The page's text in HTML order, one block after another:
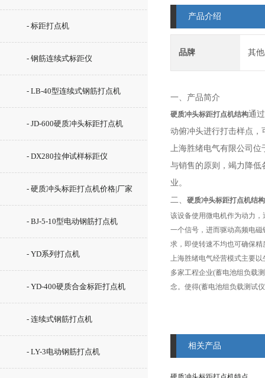
- 标距打点机
- 钢筋连续式标距仪
- LB-40型连续式钢筋打点机
- JD-600硬质冲头标距打点机
- DX280拉伸试样标距仪
- 硬质冲头标距打点机价格|厂家
- BJ-5-10型电动钢筋打点机
- YD系列打点机
- YD-400硬质合金标距打点机
- 连续式钢筋打点机
- LY-3电动钢筋打点机
产品介绍
品牌 其
一、产品简介
硬质冲头标距打点机结构通
动俯冲头进行打击样点
上海胜绪电气有限公司
与销售的原则，竭力降
业。
二、 硬质冲头标距打点机结构
该设备使用微电机作为动力
一个信号，进而驱动高频电
求，即使转速不均也可确保精
上海胜绪电气经营模式主要
多家工程企业(蓄电池组负载
念。使得(蓄电池组负载测试
相关产品